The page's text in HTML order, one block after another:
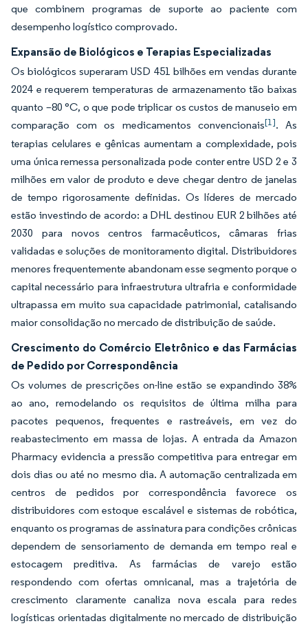
que combinem programas de suporte ao paciente com
desempenho logístico comprovado.
Expansão de Biológicos e Terapias Especializadas
Os biológicos superaram USD 451 bilhões em vendas durante
2024 e requerem temperaturas de armazenamento tão baixas
quanto –80 °C, o que pode triplicar os custos de manuseio em
comparação com os medicamentos convencionais[1]. As
terapias celulares e gênicas aumentam a complexidade, pois
uma única remessa personalizada pode conter entre USD 2 e 3
milhões em valor de produto e deve chegar dentro de janelas
de tempo rigorosamente definidas. Os líderes de mercado
estão investindo de acordo: a DHL destinou EUR 2 bilhões até
2030 para novos centros farmacêuticos, câmaras frias
validadas e soluções de monitoramento digital. Distribuidores
menores frequentemente abandonam esse segmento porque o
capital necessário para infraestrutura ultrafria e conformidade
ultrapassa em muito sua capacidade patrimonial, catalisando
maior consolidação no mercado de distribuição de saúde.
Crescimento do Comércio Eletrônico e das Farmácias
de Pedido por Correspondência
Os volumes de prescrições on-line estão se expandindo 38%
ao ano, remodelando os requisitos de última milha para
pacotes pequenos, frequentes e rastreáveis, em vez do
reabastecimento em massa de lojas. A entrada da Amazon
Pharmacy evidencia a pressão competitiva para entregar em
dois dias ou até no mesmo dia. A automação centralizada em
centros de pedidos por correspondência favorece os
distribuidores com estoque escalável e sistemas de robótica,
enquanto os programas de assinatura para condições crônicas
dependem de sensoriamento de demanda em tempo real e
estocagem preditiva. As farmácias de varejo estão
respondendo com ofertas omnicanal, mas a trajetória de
crescimento claramente canaliza nova escala para redes
logísticas orientadas digitalmente no mercado de distribuição